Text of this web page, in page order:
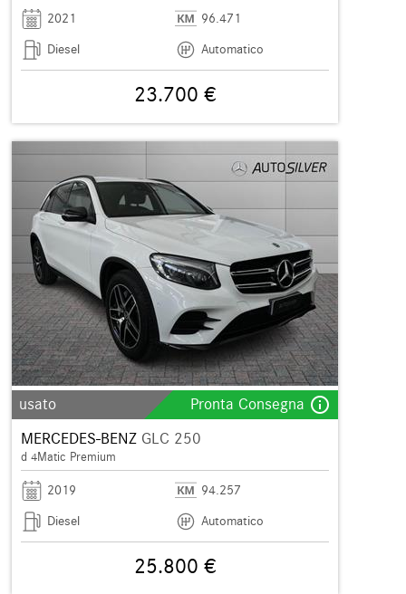
2021
96.471
Diesel
Automatico
23.700 €
usato Pronta Consegna info_outline
MERCEDES-BENZ GLC 250
d 4Matic Premium
2019
94.257
Diesel
Automatico
25.800 €